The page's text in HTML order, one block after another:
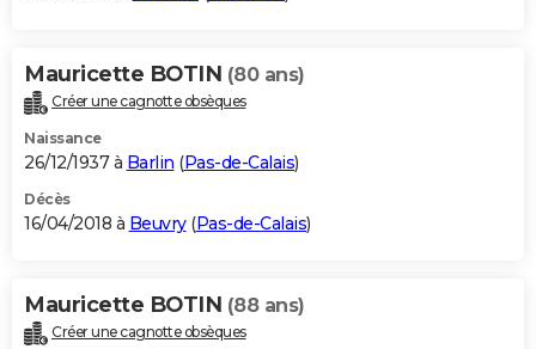
Mauricette BOTIN (80 ans)
Créer une cagnotte obsèques
Naissance
26/12/1937 à Barlin (Pas-de-Calais)
Décès
16/04/2018 à Beuvry(Pas-de-Calais)
Mauricette BOTIN (88 ans)
Créer une cagnotte obsèques